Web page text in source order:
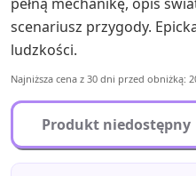
scenariusz przygody.
ludzkości.
Najniższa cena z 30 dni przed obniżką:
Produkt niedostępny